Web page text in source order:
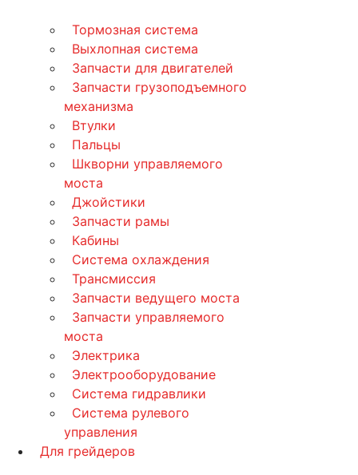
Тормозная система
Выхлопная система
Запчасти для двигателей
Запчасти грузоподъемного
механизма
Втулки
Пальцы
Шкворни управляемого
моста
Джойстики
Запчасти рамы
Кабины
Система охлаждения
Трансмиссия
Запчасти ведущего моста
Запчасти управляемого
моста
Электрика
Электрооборудование
Система гидравлики
Система рулевого
управления
Для грейдеров